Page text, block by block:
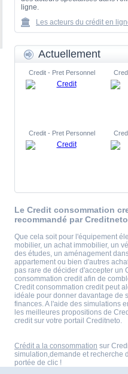
ligne.
Les acteurs du crédit en
Actuellement
Credit - Pret Personnel
Credit - Pret Personnel
Le Credit consommation
recommandé par Creditneto
Que cela soit pour l'équipement
mobilier, un achat immobilier, un
des études, un aménagement
appartement ou bien d'autres
pas rare de décider d'accepter un
consommation credit afin de
Credit consommation credit peut
idéale pour donner davantage de
finances. A l'aide des simulations
les meilleures propositions de
credit sur votre portail Creditneto.
Crédit a la consommation sur
simulation,demande et recherche
portée de clic !